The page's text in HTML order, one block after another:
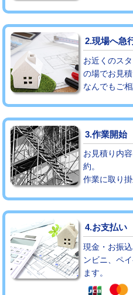
追加人工
廃棄・処分
※給水管工事は20mmまでの価
2.現場へ急
お近くのス
の場でお見
なんでもご相
3.作業開始
お見積り内
約。
作業に取り
4.お支払い
現金・お振
ンビニ、ペ
ます。